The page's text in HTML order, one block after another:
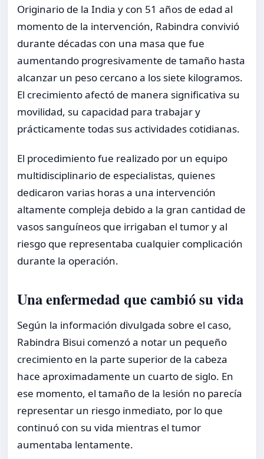
Originario de la India y con 51 años de edad al
momento de la intervención, Rabindra convivió
durante décadas con una masa que fue
aumentando progresivamente de tamaño hasta
alcanzar un peso cercano a los siete kilogramos.
El crecimiento afectó de manera significativa su
movilidad, su capacidad para trabajar y
prácticamente todas sus actividades cotidianas.
El procedimiento fue realizado por un equipo
multidisciplinario de especialistas, quienes
dedicaron varias horas a una intervención
altamente compleja debido a la gran cantidad de
vasos sanguíneos que irrigaban el tumor y al
riesgo que representaba cualquier complicación
durante la operación.
Una enfermedad que cambió su vida
Según la información divulgada sobre el caso,
Rabindra Bisui comenzó a notar un pequeño
crecimiento en la parte superior de la cabeza
hace aproximadamente un cuarto de siglo. En
ese momento, el tamaño de la lesión no parecía
representar un riesgo inmediato, por lo que
continuó con su vida mientras el tumor
aumentaba lentamente.